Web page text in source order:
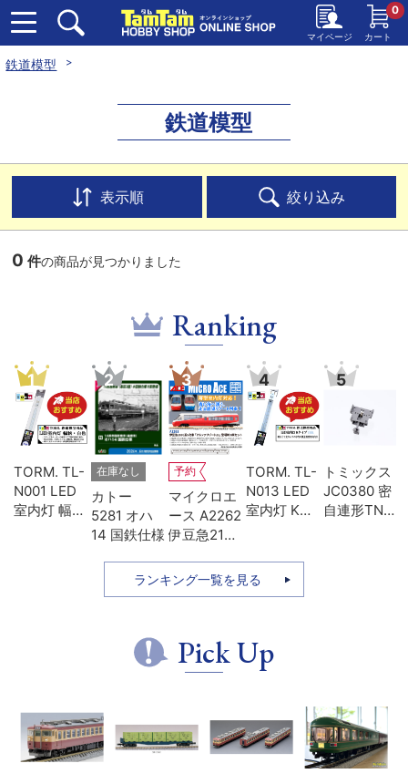
マイページ カート
0
鉄道模型
鉄道模型
表示順 絞り込み
0 件の商品が見つかりました
Ranking
1
TORM. TL-
N001 LED
室内灯 幅狭
2
在庫なし
カトー
5281 オハ
14 国鉄仕様
3
予約
マイクロエ
ース A2262
伊豆急2100
ルファ・リ
ゾート21 登
4
TORM. TL-
N013 LED
室内灯 Kタ
型
5
トミックス
JC0380 密
自連形TNカ
ランキング一覧を見る
Pick Up